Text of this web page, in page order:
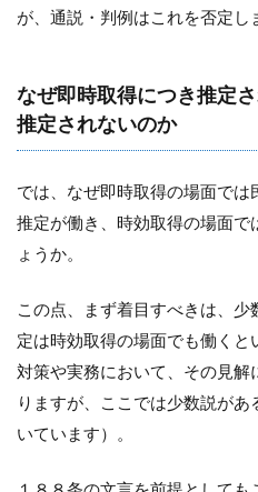
が、通説・判例はこれを否定し
なぜ即時取得につき推定
推定されないのか
では、なぜ即時取得の場面で
推定が働き、時効取得の場面で
ょうか。
この点、まず着目すべきは、
定は時効取得の場面でも働く
対策や実務において、その見
りますが、ここでは少数説が
いています）。